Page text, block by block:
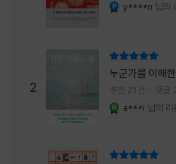
y****n 님의
2
누군가를 이해
추천 21건 댓글
a***i 님의 리